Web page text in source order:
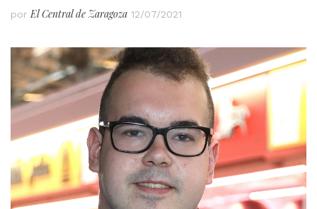
porEl Central de Zaragoza 12/07/2021